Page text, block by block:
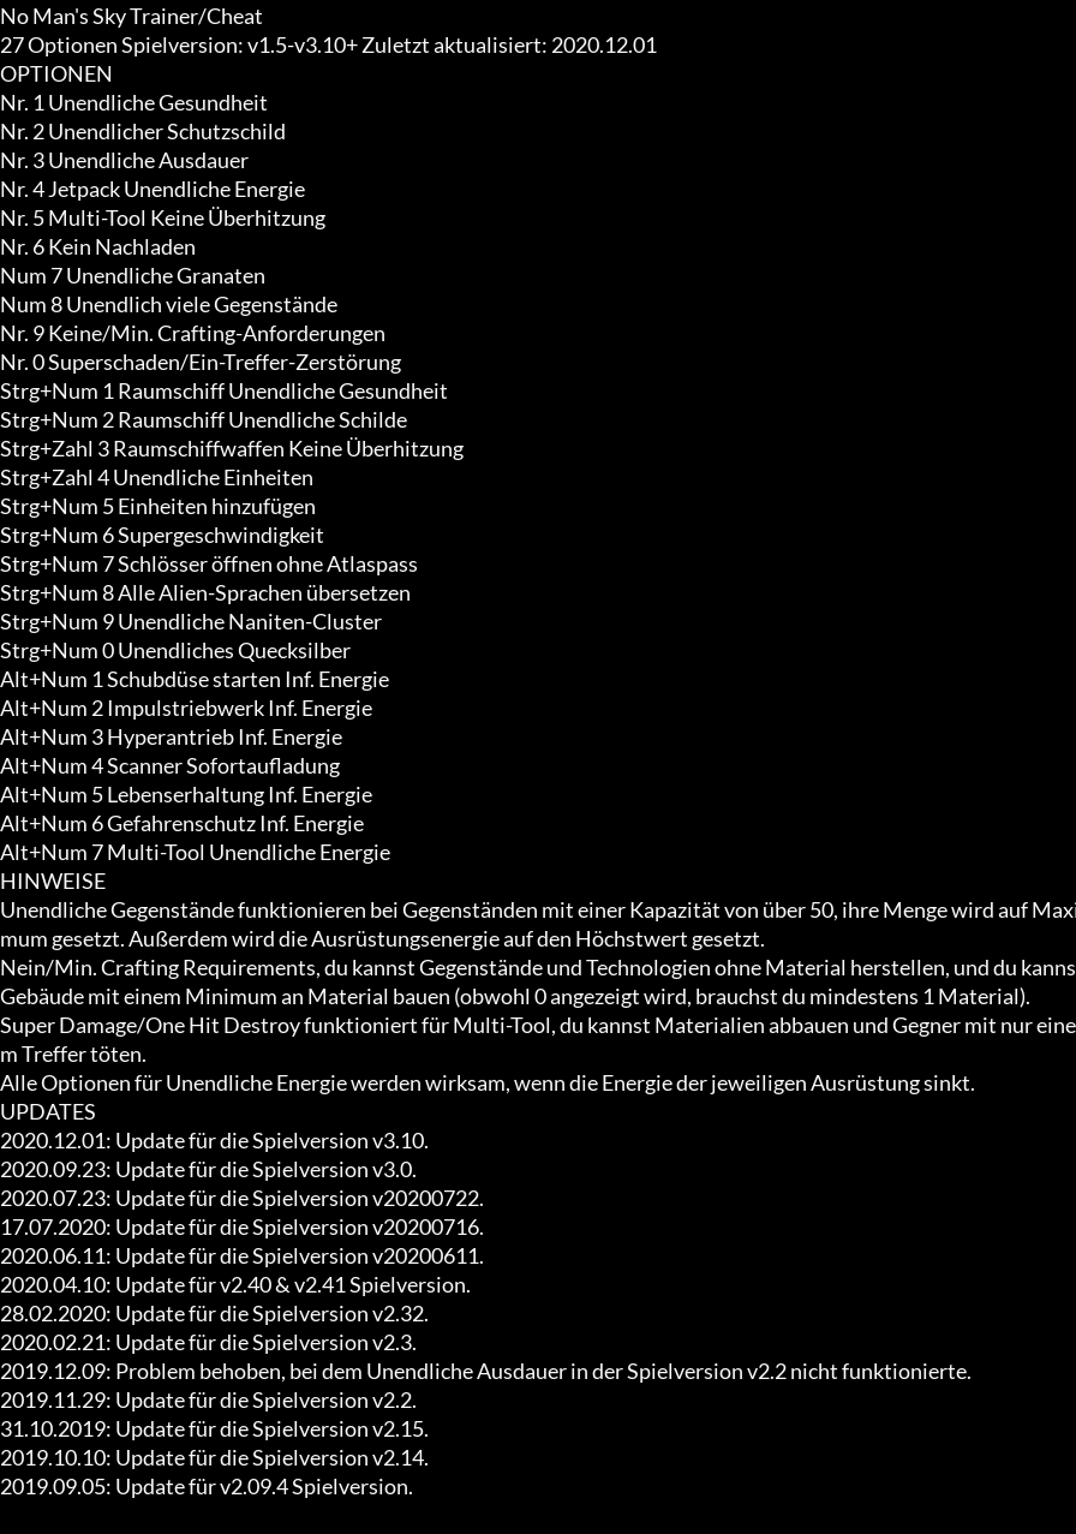
No Man's Sky Trainer/Cheat
27 Optionen Spielversion: v1.5-v3.10+ Zuletzt aktualisiert: 2020.12.01
OPTIONEN
Nr. 1 Unendliche Gesundheit
Nr. 2 Unendlicher Schutzschild
Nr. 3 Unendliche Ausdauer
Nr. 4 Jetpack Unendliche Energie
Nr. 5 Multi-Tool Keine Überhitzung
Nr. 6 Kein Nachladen
Num 7 Unendliche Granaten
Num 8 Unendlich viele Gegenstände
Nr. 9 Keine/Min. Crafting-Anforderungen
Nr. 0 Superschaden/Ein-Treffer-Zerstörung
Strg+Num 1 Raumschiff Unendliche Gesundheit
Strg+Num 2 Raumschiff Unendliche Schilde
Strg+Zahl 3 Raumschiffwaffen Keine Überhitzung
Strg+Zahl 4 Unendliche Einheiten
Strg+Num 5 Einheiten hinzufügen
Strg+Num 6 Supergeschwindigkeit
Strg+Num 7 Schlösser öffnen ohne Atlaspass
Strg+Num 8 Alle Alien-Sprachen übersetzen
Strg+Num 9 Unendliche Naniten-Cluster
Strg+Num 0 Unendliches Quecksilber
Alt+Num 1 Schubdüse starten Inf. Energie
Alt+Num 2 Impulstriebwerk Inf. Energie
Alt+Num 3 Hyperantrieb Inf. Energie
Alt+Num 4 Scanner Sofortaufladung
Alt+Num 5 Lebenserhaltung Inf. Energie
Alt+Num 6 Gefahrenschutz Inf. Energie
Alt+Num 7 Multi-Tool Unendliche Energie
HINWEISE
Unendliche Gegenstände funktionieren bei Gegenständen mit einer Kapazität von über 50, ihre Menge wird auf
mum gesetzt. Außerdem wird die Ausrüstungsenergie auf den Höchstwert gesetzt.
Nein/Min. Crafting Requirements, du kannst Gegenstände und Technologien ohne Material herstellen, und du
Gebäude mit einem Minimum an Material bauen (obwohl 0 angezeigt wird, brauchst du mindestens 1 Material).
Super Damage/One Hit Destroy funktioniert für Multi-Tool, du kannst Materialien abbauen und Gegner mit nur eine
m Treffer töten.
Alle Optionen für Unendliche Energie werden wirksam, wenn die Energie der jeweiligen Ausrüstung sinkt.
UPDATES
2020.12.01: Update für die Spielversion v3.10.
2020.09.23: Update für die Spielversion v3.0.
2020.07.23: Update für die Spielversion v20200722.
17.07.2020: Update für die Spielversion v20200716.
2020.06.11: Update für die Spielversion v20200611.
2020.04.10: Update für v2.40 & v2.41 Spielversion.
28.02.2020: Update für die Spielversion v2.32.
2020.02.21: Update für die Spielversion v2.3.
2019.12.09: Problem behoben, bei dem Unendliche Ausdauer in der Spielversion v2.2 nicht funktionierte.
2019.11.29: Update für die Spielversion v2.2.
31.10.2019: Update für die Spielversion v2.15.
2019.10.10: Update für die Spielversion v2.14.
2019.09.05: Update für v2.09.4 Spielversion.